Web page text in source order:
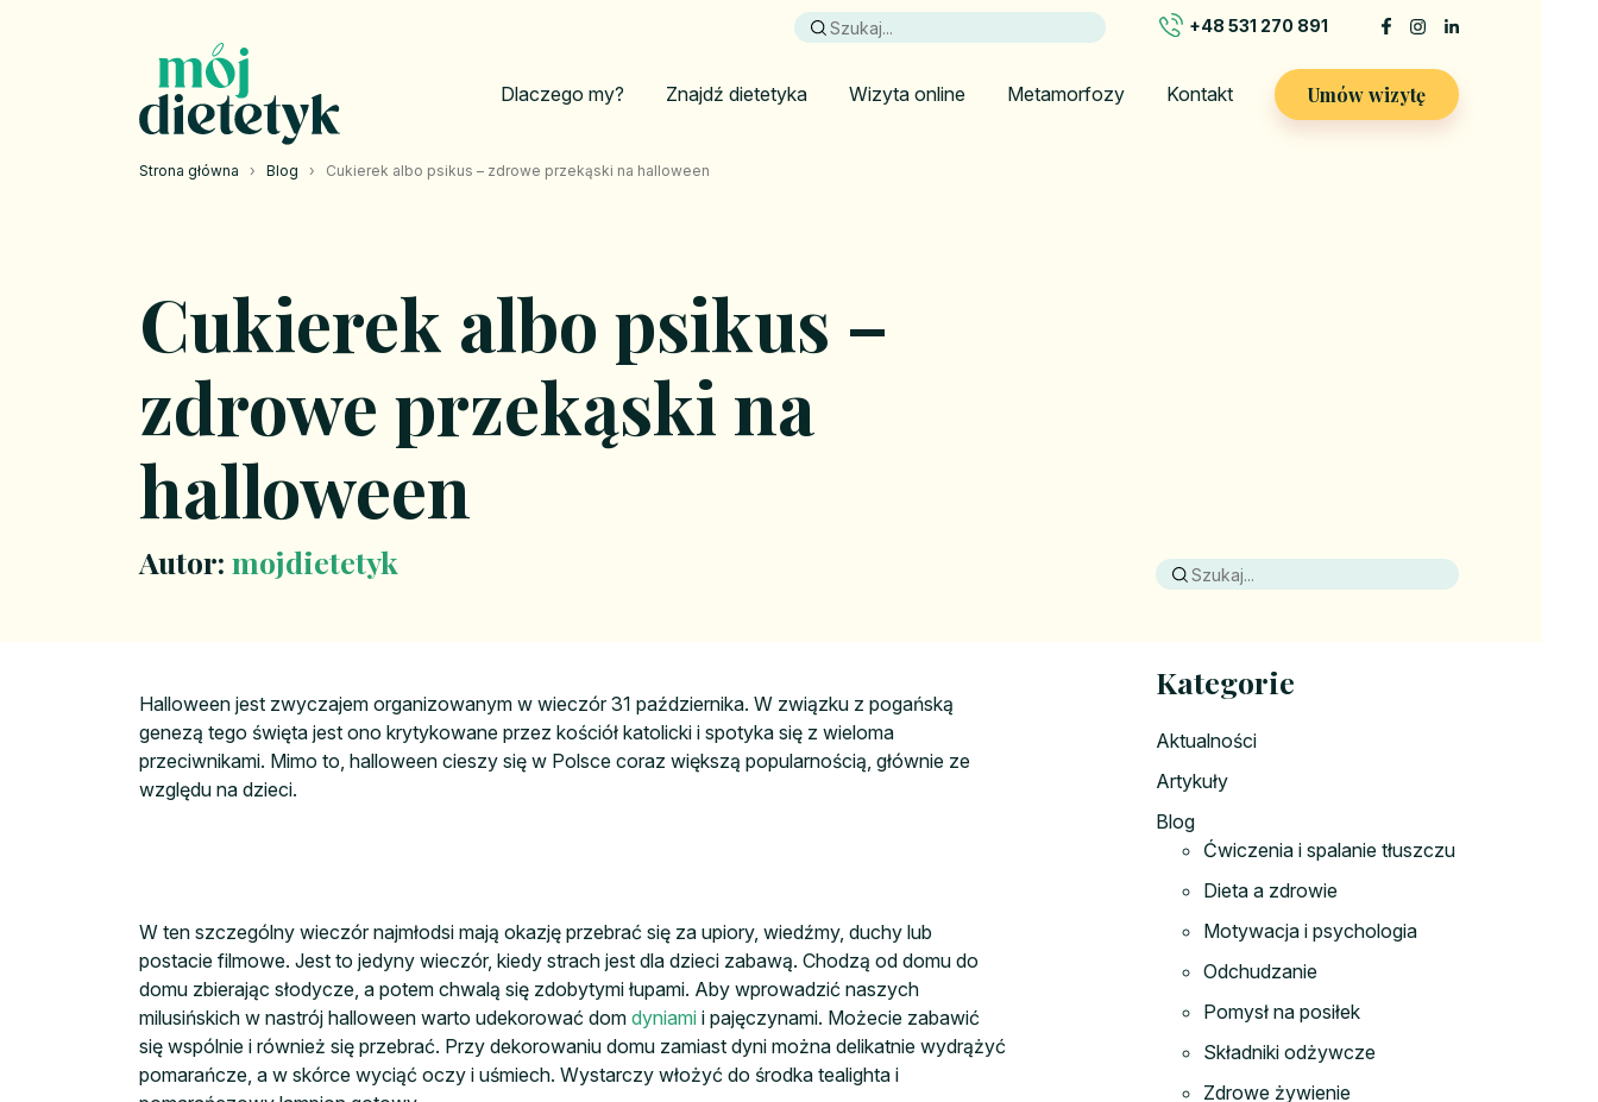
+48 531 270 891
Dlaczego my? Znajdź dietetyka Wizyta online Metamorfozy Kontakt Umów wizytę
Strona główna › Blog › Cukierek albo psikus – zdrowe przekąski na halloween
Cukierek albo psikus –
zdrowe przekąski na
halloween
Autor: mojdietetyk
Halloween jest zwyczajem organizowanym w wieczór 31 października. W związku z pogańską
genezą tego święta jest ono krytykowane przez kościół katolicki i spotyka się z wieloma
przeciwnikami. Mimo to, halloween cieszy się w Polsce coraz większą popularnością, głównie ze
względu na dzieci.
W ten szczególny wieczór najmłodsi mają okazję przebrać się za upiory, wiedźmy, duchy lub
postacie filmowe. Jest to jedyny wieczór, kiedy strach jest dla dzieci zabawą. Chodzą od domu do
domu zbierając słodycze, a potem chwalą się zdobytymi łupami. Aby wprowadzić naszych
milusińskich w nastrój halloween warto udekorować dom dyniami i pajęczynami. Możecie zabawić
się wspólnie i również się przebrać. Przy dekorowaniu domu zamiast dyni można delikatnie wydrążyć
pomarańcze, a w skórce wyciąć oczy i uśmiech. Wystarczy włożyć do środka tealighta i
Kategorie
Aktualności
Artykuły
Blog
Ćwiczenia i spalanie tłuszczu
Dieta a zdrowie
Motywacja i psychologia
Odchudzanie
Pomysł na posiłek
Składniki odżywcze
Zdrowe żywienie